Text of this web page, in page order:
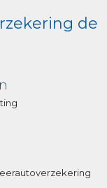
de